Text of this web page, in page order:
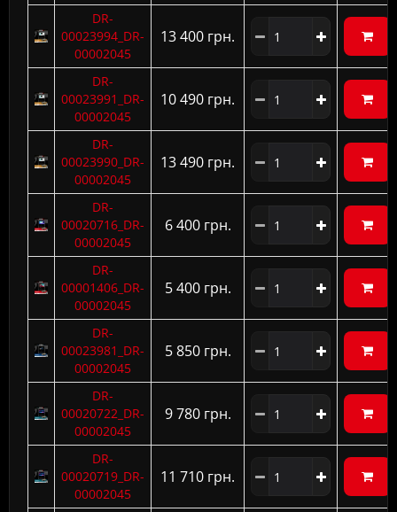
DR-
00023994_DR-
00002045
13 400 грн.
DR-
00023991_DR-
00002045
10 490 грн.
DR-
00023990_DR-
00002045
13 490 грн.
DR-
00020716_DR-
00002045
6 400 грн.
DR-
00001406_DR-
00002045
5 400 грн.
DR-
00023981_DR-
00002045
5 850 грн.
DR-
00020722_DR-
00002045
9 780 грн.
DR-
00020719_DR-
00002045
11 710 грн.